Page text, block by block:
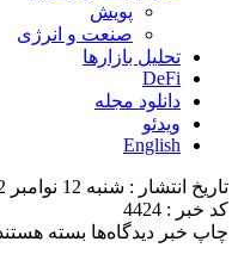
پویش
صنعت و انرژی
تحلیل بازارها
DeFi
دانلود مجله
ویدئو
English
تاریخ انتشار : شنبه 12 نوامبر 2022 - 13:54
کد خبر : 4424
چاپ خبر دیدگاه‌ها برای
بسته